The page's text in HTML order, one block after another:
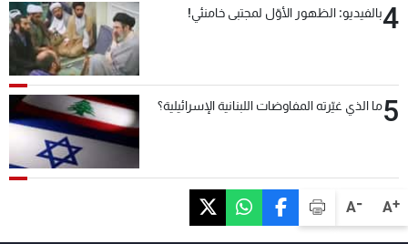
A+
A-
4بالفيديو: الظهور الأوّل لمجتبى خامنئي!
5ما الذي غيّرته المفاوضات اللبنانية الإسرائيلية؟